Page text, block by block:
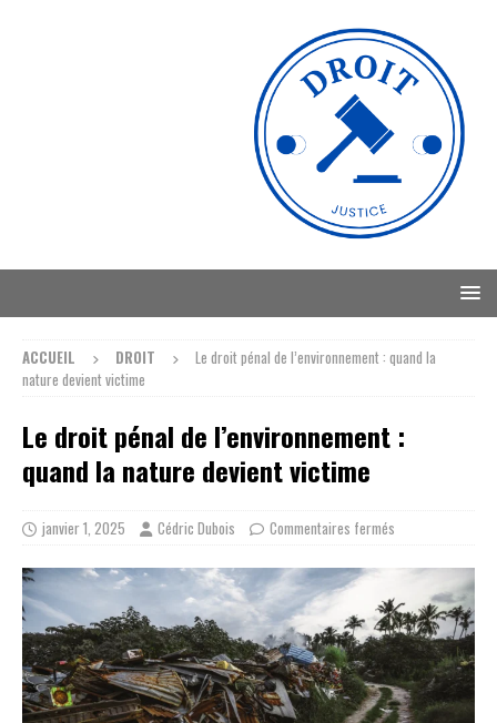
ACCUEIL DROIT
Le droit pénal de l’environnement : quand la
nature devient victime
Le droit pénal de l’environnement :
quand la nature devient victime
janvier 1, 2025 Cédric Dubois Commentaires fermés